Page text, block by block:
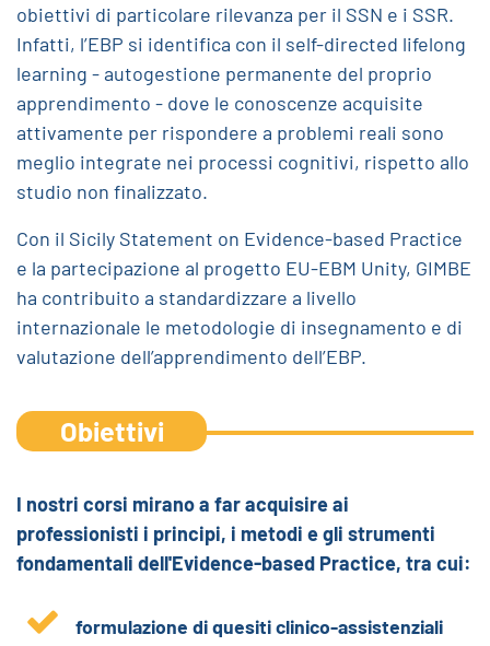
obiettivi di particolare rilevanza per il SSN e i SSR.
Infatti, l’EBP si identifica con il self-directed lifelong
learning - autogestione permanente del proprio
apprendimento - dove le conoscenze acquisite
attivamente per rispondere a problemi reali sono
meglio integrate nei processi cognitivi, rispetto allo
studio non finalizzato.
Con il Sicily Statement on Evidence-based Practice
e la partecipazione al progetto EU-EBM Unity, GIMBE
ha contribuito a standardizzare a livello
internazionale le metodologie di insegnamento e di
valutazione dell’apprendimento dell’EBP.
Obiettivi
I nostri corsi mirano a far acquisire ai
professionisti i principi, i metodi e gli strumenti
fondamentali dell'Evidence-based Practice, tra cui:
formulazione di quesiti clinico-assistenziali